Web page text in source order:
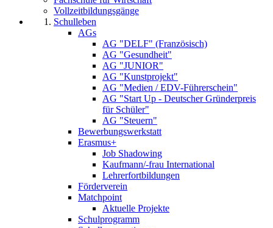
Vollzeitbildungsgänge
Schulleben
AGs
AG "DELF" (Französisch)
AG "Gesundheit"
AG "JUNIOR"
AG "Kunstprojekt"
AG "Medien / EDV-Führerschein"
AG "Start Up - Deutscher Gründerpreis
für Schüler"
AG "Steuern"
Bewerbungswerkstatt
Erasmus+
Job Shadowing
Kaufmann/-frau International
Lehrerfortbildungen
Förderverein
Matchpoint
Aktuelle Projekte
Schulprogramm